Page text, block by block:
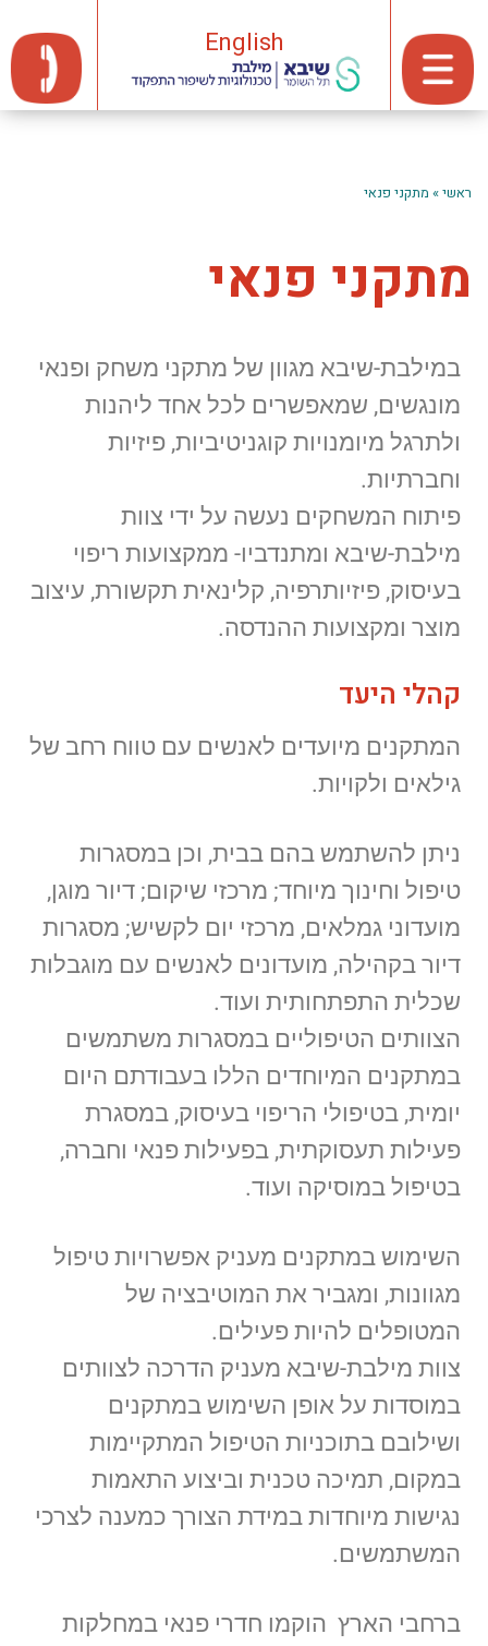
English
ראשי» מתקני פנאי
מתקני פנאי
במילבת-שיבא מגוון של מתקני משחק ופנאי
מונגשים, שמאפשרים לכל אחד ליהנות
ולתרגל מיומנויות קוגניטיביות, פיזיות
וחברתיות.
פיתוח המשחקים נעשה על ידי צוות
מילבת-שיבא ומתנדביו- ממקצועות ריפוי
בעיסוק, פיזיותרפיה, קלינאית תקשורת, עיצוב
מוצר ומקצועות ההנדסה.
קהלי היעד
המתקנים מיועדים לאנשים עם טווח רחב של
גילאים ולקויות.
ניתן להשתמש בהם בבית, וכן במסגרות
טיפול וחינוך מיוחד; מרכזי שיקום; דיור מוגן,
מועדוני גמלאים, מרכזי יום לקשיש; מסגרות
דיור בקהילה, מועדונים לאנשים עם מוגבלות
שכלית התפתחותית ועוד.
הצוותים הטיפוליים במסגרות משתמשים
במתקנים המיוחדים הללו בעבודתם היום
יומית, בטיפולי הריפוי בעיסוק, במסגרת
פעילות תעסוקתית, בפעילות פנאי וחברה,
בטיפול במוסיקה ועוד.
השימוש במתקנים מעניק אפשרויות טיפול
מגוונות, ומגביר את המוטיבציה של
המטופלים להיות פעילים.
צוות מילבת-שיבא מעניק הדרכה לצוותים
במוסדות על אופן השימוש במתקנים
ושילובם בתוכניות הטיפול המתקיימות
במקום, תמיכה טכנית וביצוע התאמות
נגישות מיוחדות במידת הצורך כמענה לצרכי
המשתמשים.
ברחבי הארץ הוקמו חדרי פנאי במחלקות